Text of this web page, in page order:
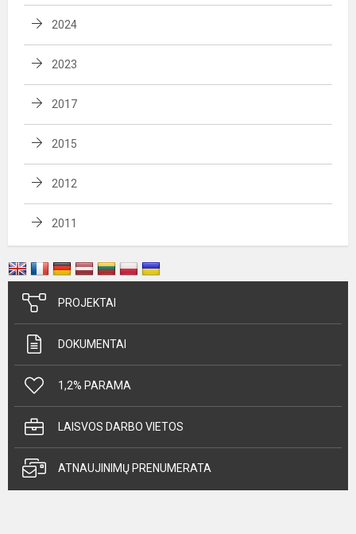
2024
2023
2017
2015
2012
2011
PROJEKTAI
DOKUMENTAI
1,2% PARAMA
LAISVOS DARBO VIETOS
ATNAUJINIMŲ PRENUMERATA